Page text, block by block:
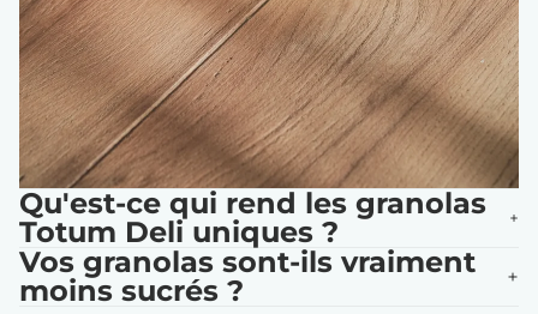
Qu'est-ce qui rend les granolas
Totum Deli uniques ?
Vos granolas sont-ils vraiment
moins sucrés ?